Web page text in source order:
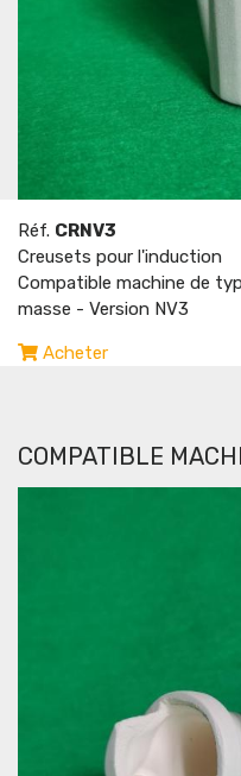
Réf. CRNV3
Creusets pour l'induction
Compatible machine de
masse - Version NV3
Acheter
COMPATIBLE